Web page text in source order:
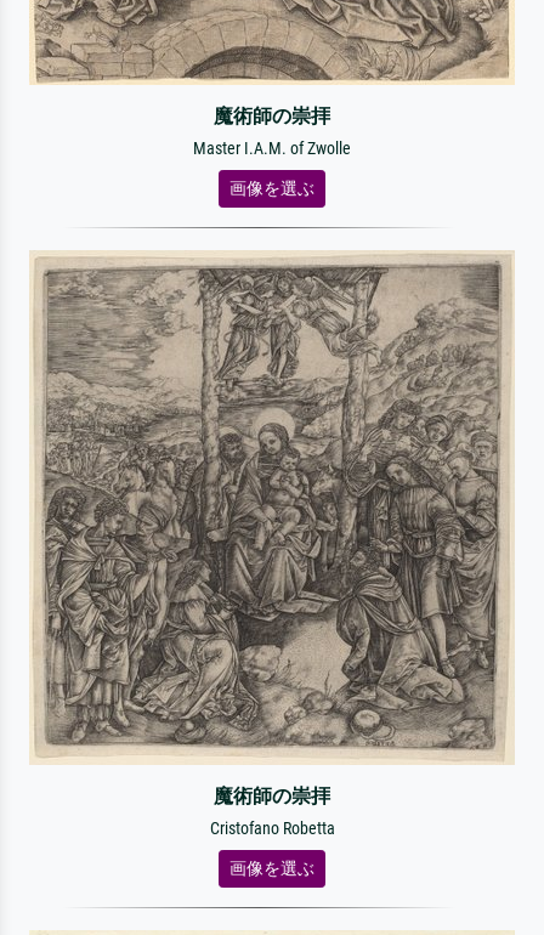
魔術師の崇拝
Master I.A.M. of Zwolle
画像を選ぶ
魔術師の崇拝
Cristofano Robetta
画像を選ぶ